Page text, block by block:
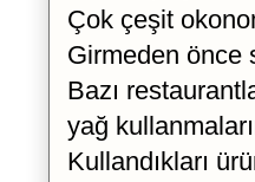
Çok çeşit
Girmeden önce
Bazı
yağ
Kullandıkları